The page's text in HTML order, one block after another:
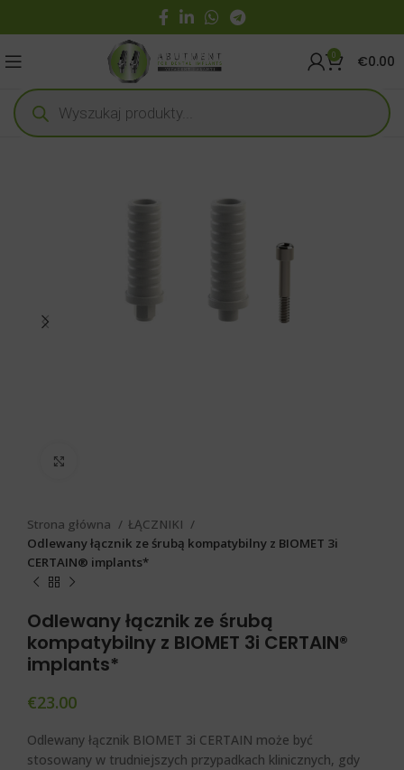
0 €0.00
Strona główna
ŁĄCZNIKI
Odlewany łącznik ze śrubą kompatybilny z BIOMET 3i
CERTAIN® implants*
Odlewany łącznik ze śrubą
kompatybilny z BIOMET 3i CERTAIN®
implants*
€23.00
Odlewany łącznik BIOMET 3i CERTAIN może być
stosowany w trudniejszych przypadkach klinicznych, gdy